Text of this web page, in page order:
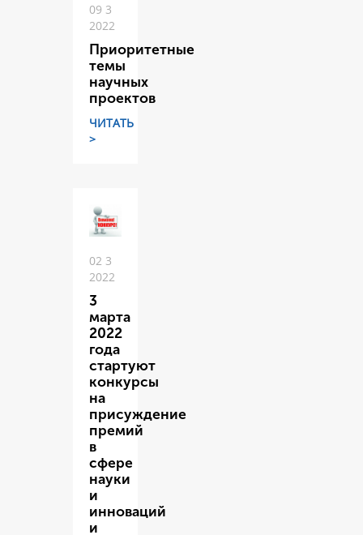
09 3
2022
Приоритетные
темы
научных
проектов
ЧИТАТЬ
>
02 3
2022
3
марта
2022
года
стартуют
конкурсы
на
присуждение
премий
в
сфере
науки
и
инноваций
и